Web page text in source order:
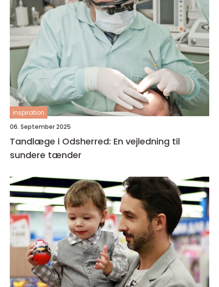
inspiration
06. September 2025
Tandlæge i Odsherred: En vejledning til
sundere tænder